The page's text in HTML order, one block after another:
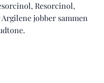
Resorcinol,
jobber sammen